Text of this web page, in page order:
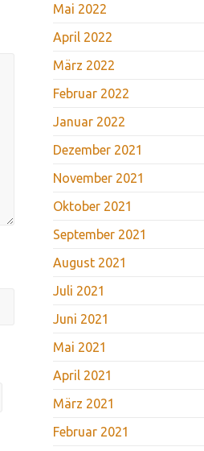
Mai 2022
April 2022
März 2022
Februar 2022
Januar 2022
Dezember 2021
November 2021
Oktober 2021
September 2021
August 2021
Juli 2021
Juni 2021
Mai 2021
April 2021
März 2021
Februar 2021